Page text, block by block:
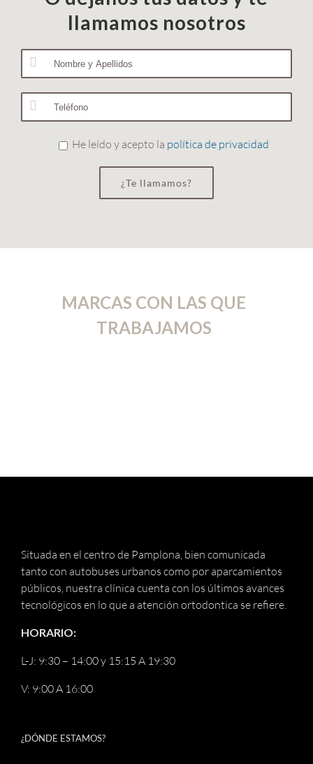
llamamos nosotros
He leído y acepto la política de privacidad
MARCAS CON LAS QUE
TRABAJAMOS
Situada en el centro de Pamplona, bien comunicada
tanto con autobuses urbanos como por aparcamientos
públicos, nuestra clínica cuenta con los últimos avances
tecnológicos en lo que a atención ortodontica se refiere.
HORARIO:
L-J: 9:30 – 14:00 y 15:15 A 19:30
V: 9:00 A 16:00
¿DÓNDE ESTAMOS?